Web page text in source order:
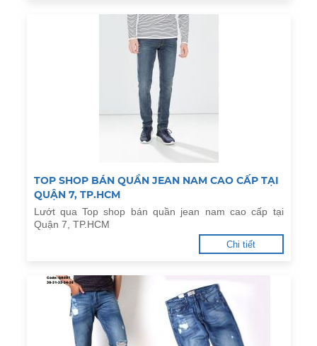
TOP SHOP BÁN QUẦN JEAN NAM CAO CẤP TẠI
QUẬN 7, TP.HCM
Lướt qua Top shop bán quần jean nam cao cấp tại
Quận 7, TP.HCM
Chi tiết